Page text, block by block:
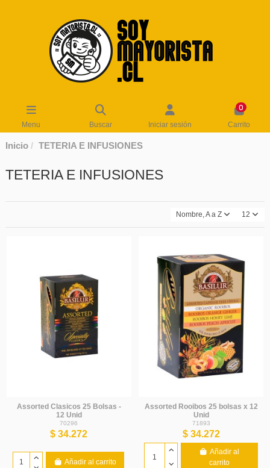
Menu Buscar Iniciar sesión
0
Carrito
Inicio TETERIA E INFUSIONES
TETERIA E INFUSIONES
Nombre, A a Z 12
Assorted Clasicos 25 Bolsas -
12 Unid
70296
$ 34.272
Añadir al carrito
Assorted Rooibos 25 bolsas x 12
Unid
71893
$ 34.272
Añadir al
carrito